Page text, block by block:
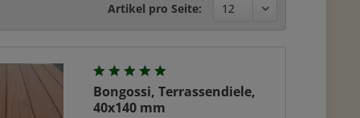
Artikel pro Seite:
Bongossi, Terrassendiele,
40x140 mm